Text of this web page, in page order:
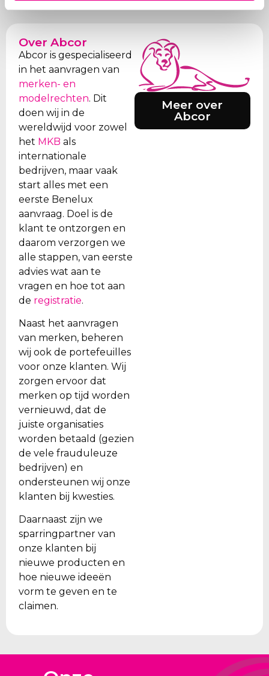
Over Abcor
Abcor is gespecialiseerd
in het aanvragen van
merken- en
modelrechten. Dit
doen wij in de
wereldwijd voor zowel
het MKB als
internationale
bedrijven, maar vaak
start alles met een
eerste Benelux
aanvraag. Doel is de
klant te ontzorgen en
daarom verzorgen we
alle stappen, van eerste
advies wat aan te
vragen en hoe tot aan
de registratie.
Naast het aanvragen
van merken, beheren
wij ook de portefeuilles
voor onze klanten. Wij
zorgen ervoor dat
merken op tijd worden
vernieuwd, dat de
juiste organisaties
worden betaald (gezien
de vele frauduleuze
bedrijven) en
ondersteunen wij onze
klanten bij kwesties.
Daarnaast zijn we
sparringpartner van
onze klanten bij
nieuwe producten en
hoe nieuwe ideeën
vorm te geven en te
claimen.
Meer over
Abcor